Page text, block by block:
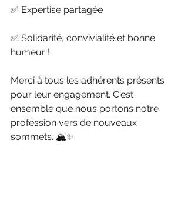
✅ Expertise partagée
✅ Solidarité, convivialité et bonne
humeur !
Merci à tous les adhérents présents
pour leur engagement. C'est
ensemble que nous portons notre
profession vers de nouveaux
sommets. 🏔️✨